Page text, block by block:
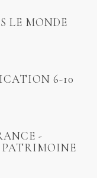
LE MONDE
6-10
-
PATRIMOINE